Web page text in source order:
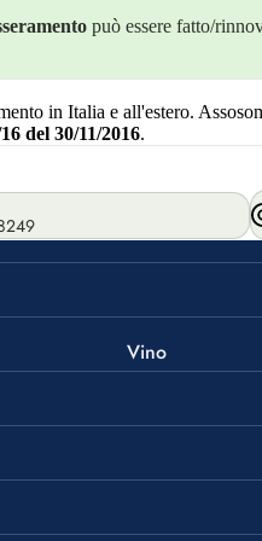
Vino
Borgogna
può essere fatto/
in Italia e all'estero.
del 30/11/2016.